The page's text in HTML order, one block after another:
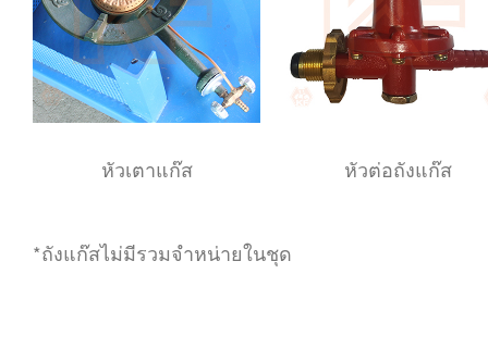
หัวเตาแก๊ส หัวต่อถังแก๊ส
*ถังแก๊สไม่มีรวมจำหน่ายในชุด